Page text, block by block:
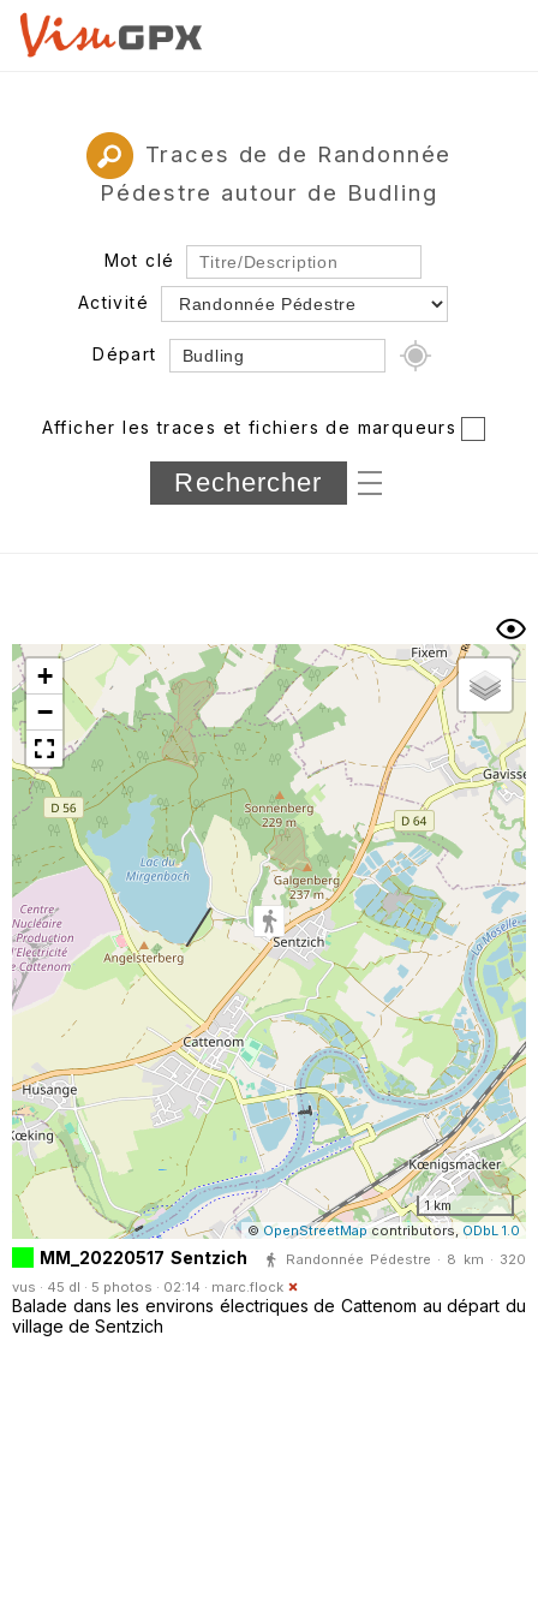
Traces de de Randonnée
Pédestre autour de Budling
Mot clé
Activité
Départ
Département
Longueur min/max
Trier par
Horodatage
Afficher les traces et fichiers de marqueurs
+
−
1 km
© OpenStreetMapcontributors, ODbL 1.0
MM_20220517 Sentzich
Randonnée Pédestre · 8 km · 320
vus · 45 dl · 5 photos · 02:14 · marc.flock
Balade dans les environs électriques de Cattenom au départ du
village de Sentzich